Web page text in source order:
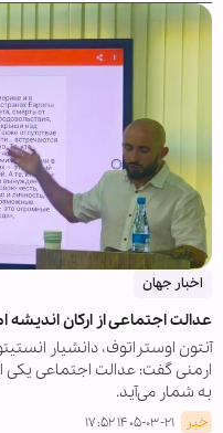
اخبار جهان
عدالت اجتماعی از ارکان
آنتون اوستراتوف، دانشیار
ارمنی گفت: عدالت اجتماعی یکی
به شمار می‌آید.
خبر ۱۴۰۵-۰۳-۲۱ ۱۷:۵۲